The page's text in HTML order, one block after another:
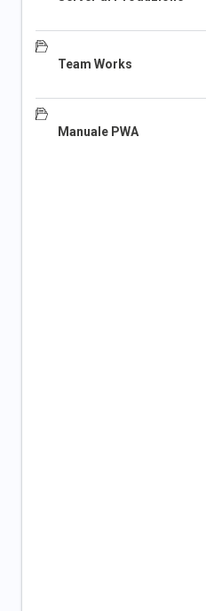
Team Works
Manuale PWA